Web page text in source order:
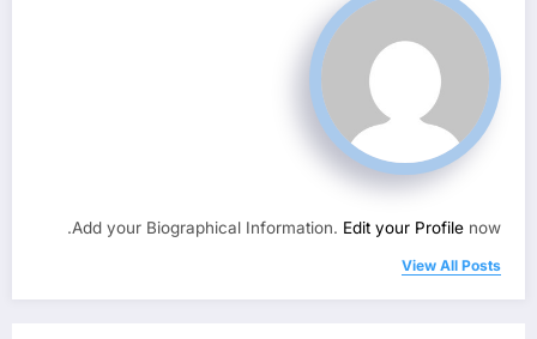
Add your Biographical Information. Edit your Profile now.
View All Posts